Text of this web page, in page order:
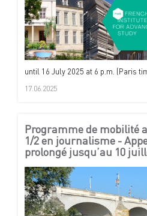
until 16 July 2025 at 6 p.m. (Paris
17.06.2025
Programme de mobilité
1/2 en journalisme -
prolongé jusqu’au 10